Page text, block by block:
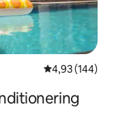
4,93 av 5 i
4,93 (144)